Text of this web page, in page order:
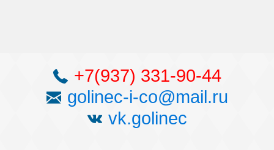
+7(937) 331-90-44
golinec-i-co@mail.ru
vk.golinec